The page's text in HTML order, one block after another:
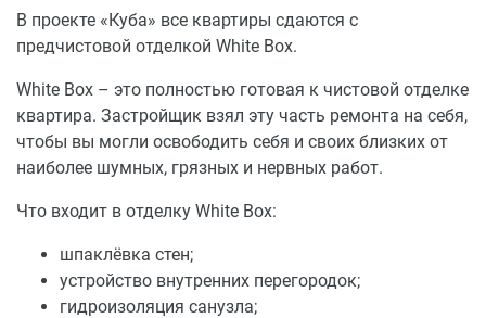
В проекте «Куба» все квартиры сдаются с
предчистовой отделкой White Box.
White Box – это полностью готовая к чистовой отделке
квартира. Застройщик взял эту часть ремонта на себя,
чтобы вы могли освободить себя и своих близких от
наиболее шумных, грязных и нервных работ.
Что входит в отделку White Box:
шпаклёвка стен;
устройство внутренних перегородок;
гидроизоляция санузла;